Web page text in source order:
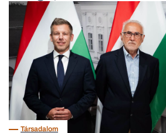
Társadalom